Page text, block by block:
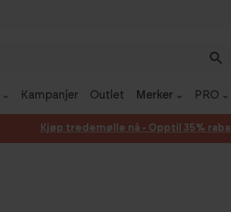
Kampanjer Outlet Merker PRO
Kjøp tredemølle nå - Opptil 35%